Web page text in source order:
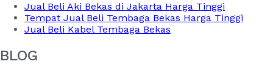
Jual Beli Aki Bekas di Jakarta Harga Tinggi
Tempat Jual Beli Tembaga Bekas Harga Tinggi
Jual Beli Kabel Tembaga Bekas
BLOG